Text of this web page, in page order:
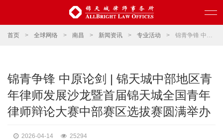
首页 > 全球网络 > 南昌 > 新闻资讯 > 专业活动 > 锦青争锋 中原论剑 | 锦天城中部地区青年律师发展沙龙暨首届锦天城全国青年律师辩论大赛中部赛区选拔赛圆满举办
锦青争锋 中原论剑 | 锦天城中部地区青
年律师发展沙龙暨首届锦天城全国青年
律师辩论大赛中部赛区选拔赛圆满举办
2026-04-14 25294